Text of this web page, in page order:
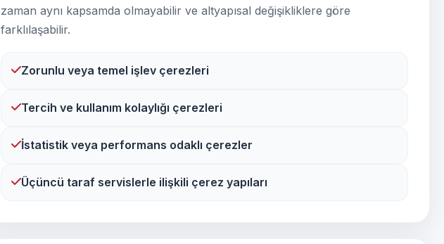
zaman aynı kapsamda olmayabilir ve altyapısal değişikliklere göre
farklılaşabilir.
Zorunlu veya temel işlev çerezleri
Tercih ve kullanım kolaylığı çerezleri
İstatistik veya performans odaklı çerezler
Üçüncü taraf servislerle ilişkili çerez yapıları